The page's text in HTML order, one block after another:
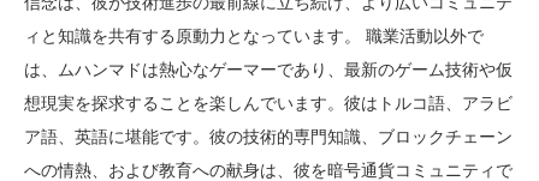
ィと知識を共有する原動力となっています。 職業活動以外で
は、ムハンマドは熱心なゲーマーであり、最新のゲーム技術や仮
想現実を探求することを楽しんでいます。彼はトルコ語、アラビ
ア語、英語に堪能です。彼の技術的専門知識、ブロックチェーン
への情熱、および教育への献身は、彼を暗号通貨コミュニティで